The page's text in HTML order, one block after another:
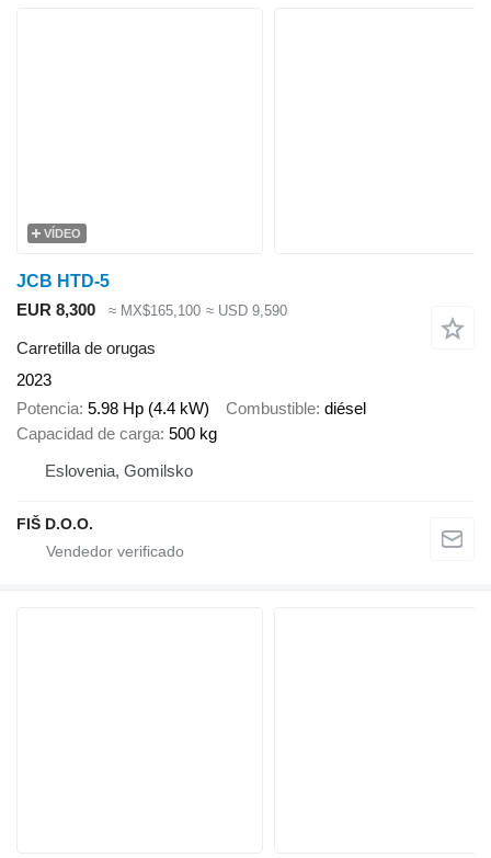
VÍDEO
JCB HTD-5
EUR 8,300
≈ MX$165,100 ≈ USD 9,590
Carretilla de orugas
2023
Potencia 5.98 Hp (4.4 kW) Combustible diésel
Capacidad de carga 500 kg
Eslovenia, Gomilsko
FIŠ D.O.O.